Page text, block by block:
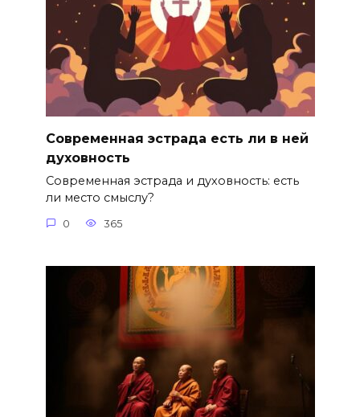
Современная эстрада есть ли в ней
духовность
Современная эстрада и духовность: есть
ли место смыслу?
0 365